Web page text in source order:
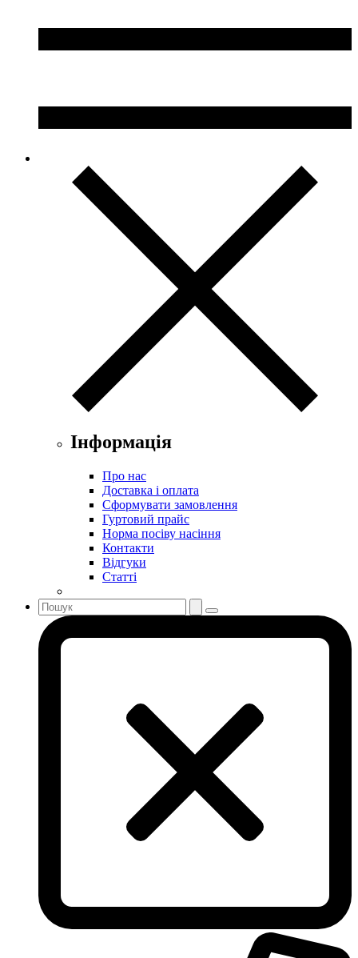
Інформація
Про нас
Доставка і оплата
Сформувати замовлення
Гуртовий прайс
Норма посіву насіння
Контакти
Відгуки
Статті